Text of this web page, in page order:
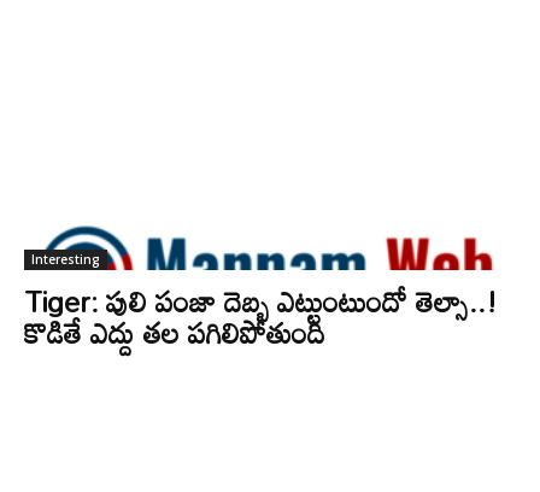
Interesting
Tiger: పులి పంజా దెబ్బ ఎట్టుంటుందో తెల్సా..!
కొడితే ఎద్దు తల పగిలిపోతుంది